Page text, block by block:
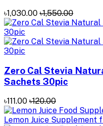
৳1,030.00 ৳1,550.00
Zero Cal Stevia
Sachets 30pic
৳111.00 ৳120.00